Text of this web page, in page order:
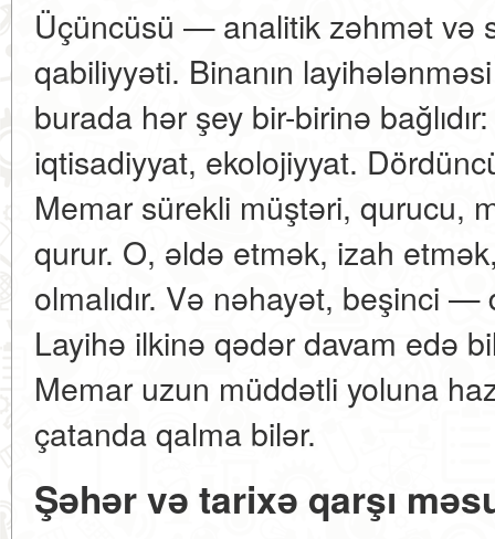
Üçüncüsü — analitik zəhmət və
qabiliyyəti. Binanın
burada hər şey bir-birinə
iqtisadiyyat, ekolojiyyat.
Memar sürekli müştəri, qurucu,
qurur. O, əldə etmək, izah
olmalıdır. Və nəhayət, beşinci —
Layihə ilkinə qədər davam edə
Memar uzun müddətli yoluna
çatanda qalma bilər.
Şəhər və tarixə qarşı